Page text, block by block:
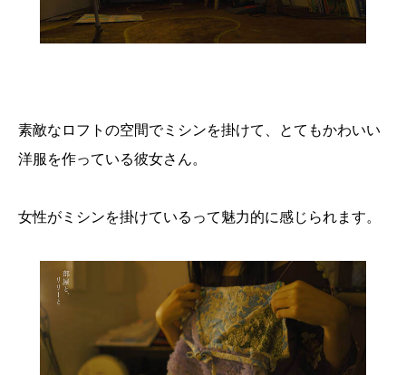
素敵なロフトの空間でミシンを掛けて、とてもかわいい
洋服を作っている彼女さん。
女性がミシンを掛けているって魅力的に感じられます。